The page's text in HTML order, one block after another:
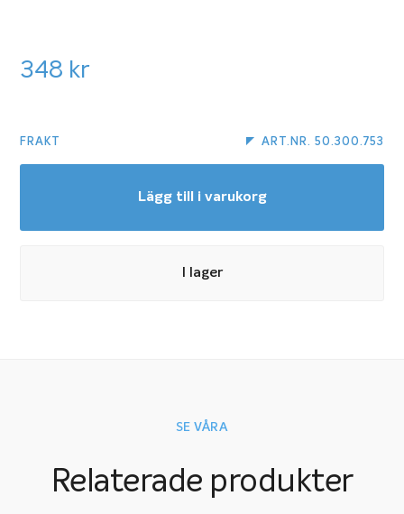
348 kr
FRAKT ART.NR. 50.300.753
Lägg till i varukorg
I lager
SE VÅRA
Relaterade produkter